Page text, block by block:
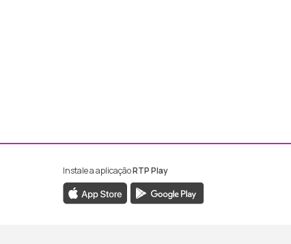
da RTP Madeira
da RTP Madeira
Instale a aplicaçãoRTP Play